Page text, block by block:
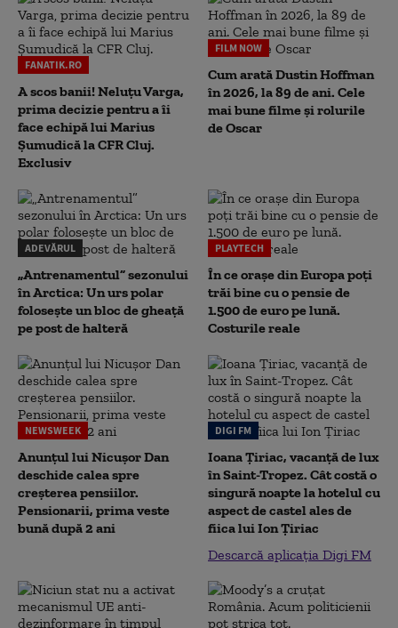
FANATIK.RO
A scos banii! Neluțu Varga,
prima decizie pentru a îi
face echipă lui Marius
Șumudică la CFR Cluj.
Exclusiv
FILM NOW
Cum arată Dustin Hoffman
în 2026, la 89 de ani. Cele
mai bune filme și rolurile
de Oscar
ADEVĂRUL
„Antrenamentul” sezonului
în Arctica: Un urs polar
folosește un bloc de gheață
pe post de halteră
PLAYTECH
În ce orașe din Europa poți
trăi bine cu o pensie de
1.500 de euro pe lună.
Costurile reale
NEWSWEEK
Anunțul lui Nicușor Dan
deschide calea spre
creșterea pensiilor.
Pensionarii, prima veste
bună după 2 ani
DIGI FM
Ioana Țiriac, vacanță de lux
în Saint-Tropez. Cât costă o
singură noapte la hotelul cu
aspect de castel ales de
fiica lui Ion Țiriac
Descarcă aplicația Digi FM